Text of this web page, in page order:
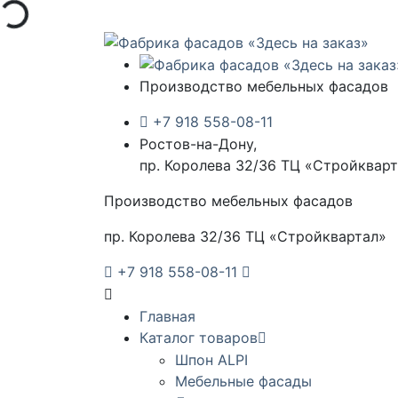
Производство мебельных фасадов
+7 918 558-08-11
Ростов-на-Дону,
пр. Королева 32/36 ТЦ
Производство мебельных фасадов
пр. Королева 32/36 ТЦ «Стройквартал»
+7 918 558-08-11
Главная
Каталог товаров
Шпон ALPI
Мебельные фасады